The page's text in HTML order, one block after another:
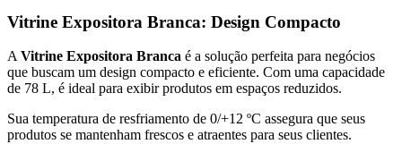
Vitrine Expositora Branca: Design Compacto
AVitrine Expositora Branca é a solução perfeita para negócios
que buscam um design compacto e eficiente. Com uma capacidade
de 78 L, é ideal para exibir produtos em espaços reduzidos.
Sua temperatura de resfriamento de 0/+12 ºC assegura que seus
produtos se mantenham frescos e atraentes para seus clientes.